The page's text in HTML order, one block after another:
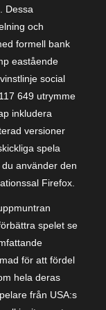
Dessa
och
formell bank
eastående
social
649 utrymme
inkludera
versioner
spela
använder den
Firefox.
spelet se
för att fördel
hela deras
från USA:s